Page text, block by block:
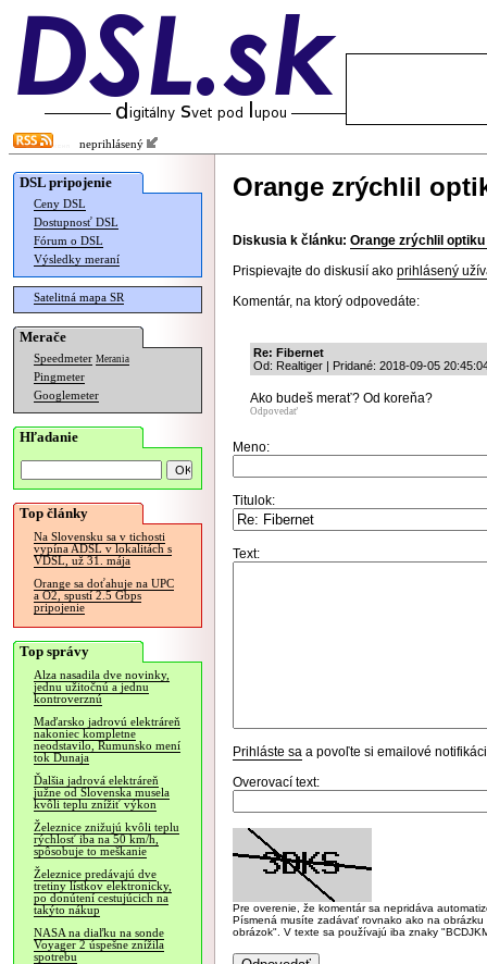
neprihlásený
DSL pripojenie
Ceny DSL
Dostupnosť DSL
Fórum o DSL
Výsledky meraní
Satelitná mapa SR
Merače
Speedmeter Merania
Pingmeter
Googlemeter
Hľadanie
Top články
Na Slovensku sa v tichosti
vypína ADSL v lokalitách s
VDSL, už 31. mája
Orange sa doťahuje na UPC
a O2, spustí 2.5 Gbps
pripojenie
Top správy
Alza nasadila dve novinky,
jednu užitočnú a jednu
kontroverznú
Maďarsko jadrovú elektráreň
nakoniec kompletne
neodstavilo, Rumunsko mení
tok Dunaja
Ďalšia jadrová elektráreň
južne od Slovenska musela
kvôli teplu znížiť výkon
Železnice znižujú kvôli teplu
rýchlosť iba na 50 km/h,
spôsobuje to meškanie
Železnice predávajú dve
tretiny lístkov elektronicky,
po donútení cestujúcich na
takýto nákup
NASA na diaľku na sonde
Voyager 2 úspešne znížila
spotrebu
Orange zrýchlil
Diskusia k článku: Orange zrýchlil optiku
Prispievajte do diskusií ako prihlásený
Komentár, na ktorý odpovedáte:
Re: Fibernet
Od: Realtiger | Pridané: 2018-09-05
Ako budeš merať? Od koreňa?
Odpovedať
Meno:
Titulok:
Text:
Prihláste sa a povoľte si emailové
Overovací text:
Pre overenie, že komentár sa nepridáva
Písmená musíte zadávať rovnako ako na
obrázok". V texte sa používajú iba znaky